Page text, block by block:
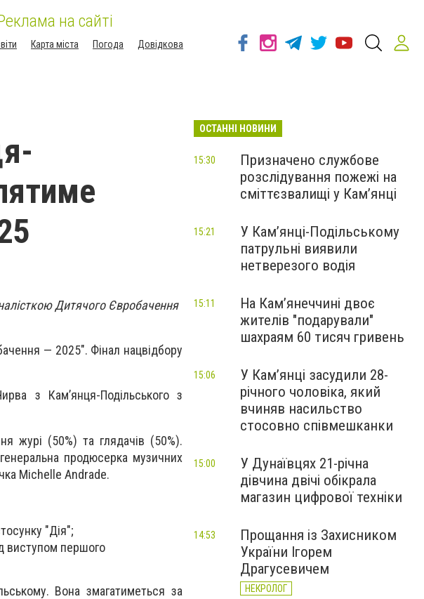
на сайті
Карта міста Погода
Довідкова
Дитячого Євробачення
— 2025". Фінал нацвідбору
з Кам’янця-Подільського з
журі (50%) та глядачів (50%).
продюсерка музичних
Michelle Andrade.
"Дія";
виступом першого
Вона змагатиметься за
ОСТАННІ НОВИНИ
Призначено службове
розслідування пожежі на
сміттєзвалищі у Кам’янці
15:30
У Кам’янці-Подільському
патрульні виявили
нетверезого водія
15:21
На Камʼянеччині двоє
жителів "подарували"
шахраям 60 тисяч гривень
15:11
У Камʼянці засудили 28-
річного чоловіка, який
вчиняв насильство
стосовно співмешканки
15:06
У Дунаївцях 21-річна
дівчина двічі обікрала
магазин цифрової техніки
15:00
Прощання із Захисником
України Ігорем
Драгусевичем
НЕКРОЛОГ
14:53